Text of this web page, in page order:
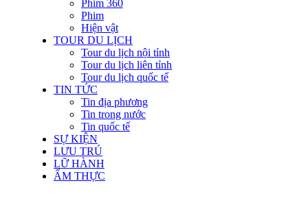
Phim 360
Phim
Hiện vật
TOUR DU LỊCH
Tour du lịch nội tỉnh
Tour du lịch liên tỉnh
Tour du lịch quốc tế
TIN TỨC
Tin địa phương
Tin trong nước
Tin quốc tế
SỰ KIỆN
LƯU TRÚ
LỮ HÀNH
ẨM THỰC